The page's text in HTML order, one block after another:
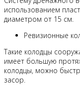
использованием
диаметром от 15 см.
Ревизионные
Такие колодцы
имеет большую
колодцы, можно
засор.